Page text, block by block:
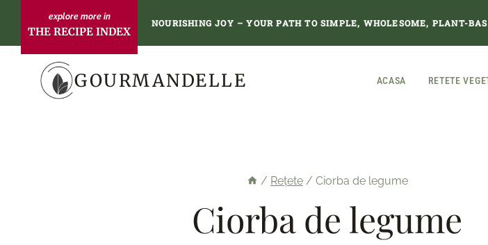
content
THE RECIPE INDEX
NOURISHING JOY – YOUR PATH TO SIMPLE, WHOLESOME, PLANT-
GOURMANDELLE ACASA RETETE
/ Rețete / Ciorba de legume
Ciorba de legume